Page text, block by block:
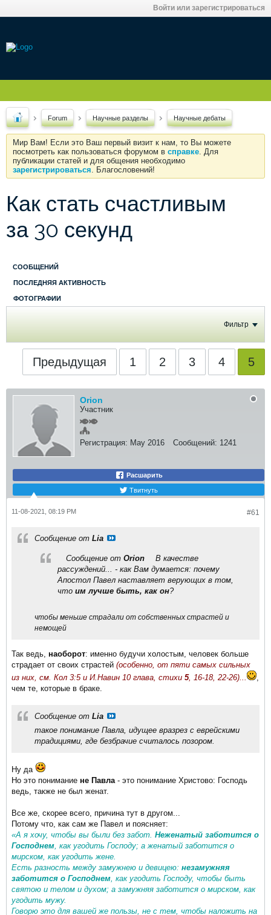
Войти или зарегистрироваться
Forum Научные разделы Научные дебаты
Мир Вам! Если это Ваш первый визит к нам, то Вы можете
посмотреть как пользоваться форумом в справке. Для
публикации статей и для общения необходимо
зарегистрироваться. Благословений!
Как стать счастливым
за 30 секунд
СООБЩЕНИЙ
ПОСЛЕДНЯЯ АКТИВНОСТЬ
ФОТОГРАФИИ
Фильтр
Предыдущая 1 2 3 4 5
Orion
Участник
Регистрация: May 2016 Сообщений: 1241
Расшарить
Твитнуть
#61
11-08-2021, 08:19 PM
Сообщение от Lia
Сообщение от Orion
В качестве
рассуждений... - как Вам думается: почему
Апостол Павел наставляет верующих в том,
что им лучше быть, как он?
чтобы меньше страдали от собственных страстей и
немощей
Так ведь, наоборот: именно будучи холостым, человек больше
страдает от своих страстей (особенно, от пяти самых сильных
из них, см. Кол 3:5 и И.Навин 10 глава, стихи 5, 16-18, 22-26)...
,
чем те, которые в браке.
Сообщение от Lia
такое понимание Павла, идущее вразрез с еврейскими
традициями, где безбрачие считалось позором.
Ну да
Но это понимание не Павла- это понимание Христово: Господь
ведь, также не был женат.
Все же, скорее всего, причина тут в другом...
Потому что, как сам же Павел и поясняет:
«А я хочу, чтобы вы были без забот. Неженатый заботится о
Господнем, как угодить Господу; а женатый заботится о
мирском, как угодить жене.
Есть разность между замужнею и девицею: незамужняя
заботится о Господнем, как угодить Господу, чтобы быть
святою и телом и духом; а замужняя заботится о мирском, как
угодить мужу.
Говорю это для вашей же пользы, не с тем, чтобы наложить на